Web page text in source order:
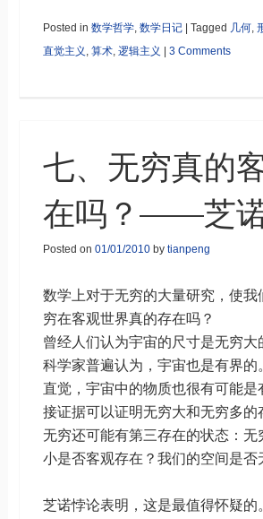
Posted in 数学哲学, 数学日记 Tagged 几何,
直觉主义 , 算术, 逻辑主义 3 Comments
七、无穷真的
在吗？——芝
Posted on 01/01/2010by tianpeng
数学上对于无穷的大量研究，使我
穷在客观世界真的存在吗？
曾经人们认为宇宙的尺寸是无穷大
科学家普遍认为，宇宙也是有界的
直觉，宇宙中的物质也很有可能是
接证据可以证明无穷大和无穷多的
无穷还可能有第三存在的状态：无
小是否客观存在？我们的空间是否
芝诺悖论表明，这是最值得怀疑的